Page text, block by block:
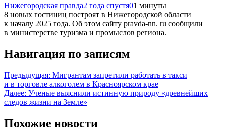
Нижегородская правда2 года спустя01 минуты
8 новых гостиниц построят в Нижегородской области
к началу 2025 года. Об этом сайту pravda-nn. ru сообщили
в министерстве туризма и промыслов региона.
Навигация по записям
Предыдущая: Мигрантам запретили работать в такси
и в торговле алкоголем в Красноярском крае
Далее: Ученые выяснили истинную природу «древнейших
следов жизни на Земле»
Похожие новости